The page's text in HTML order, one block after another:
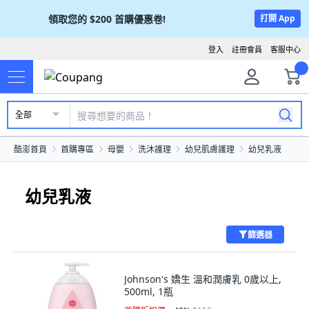
領取您的 $200 首購優惠卷! 打開 App
客服中心
註冊會員
登入
全部
酷澎首頁 首購專區 母嬰 洗沐護理 幼兒肌膚護理 幼兒乳液
幼兒乳液
篩選器
Johnson's 嬌生 溫和潤膚乳 0歲以上,
500ml, 1瓶